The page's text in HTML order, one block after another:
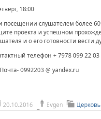
18:00
посещении слушателем более
проекта и успешном
и о его готовности вести
телефон + 7978 099 22 03
0992203 @ yandex.ru
20.10.2016 Evgen